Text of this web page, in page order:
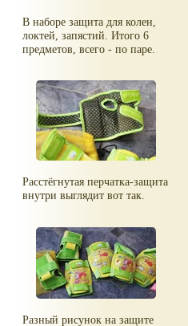
В наборе защита для колен,
локтей, запястий. Итого 6
предметов, всего - по паре.
Расстёгнутая перчатка-защита
внутри выглядит вот так.
Разный рисунок на защите